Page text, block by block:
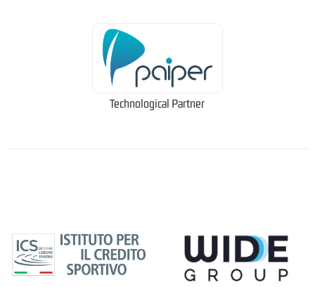
Technological Partner